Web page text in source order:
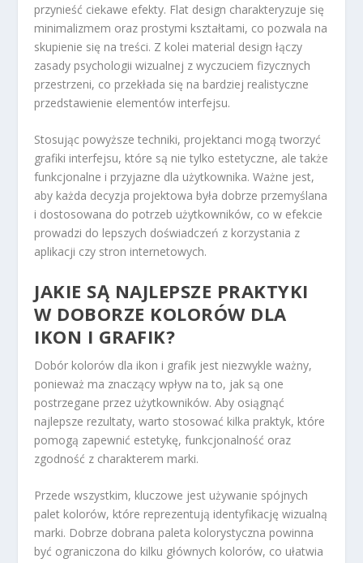
przynieść ciekawe efekty. Flat design charakteryzuje się
minimalizmem oraz prostymi kształtami, co pozwala na
skupienie się na treści. Z kolei material design łączy
zasady psychologii wizualnej z wyczuciem fizycznych
przestrzeni, co przekłada się na bardziej realistyczne
przedstawienie elementów interfejsu.
Stosując powyższe techniki, projektanci mogą tworzyć
grafiki interfejsu, które są nie tylko estetyczne, ale także
funkcjonalne i przyjazne dla użytkownika. Ważne jest,
aby każda decyzja projektowa była dobrze przemyślana
i dostosowana do potrzeb użytkowników, co w efekcie
prowadzi do lepszych doświadczeń z korzystania z
aplikacji czy stron internetowych.
JAKIE SĄ NAJLEPSZE PRAKTYKI
W DOBORZE KOLORÓW DLA
IKON I GRAFIK?
Dobór kolorów dla ikon i grafik jest niezwykle ważny,
ponieważ ma znaczący wpływ na to, jak są one
postrzegane przez użytkowników. Aby osiągnąć
najlepsze rezultaty, warto stosować kilka praktyk, które
pomogą zapewnić estetykę, funkcjonalność oraz
zgodność z charakterem marki.
Przede wszystkim, kluczowe jest używanie spójnych
palet kolorów, które reprezentują identyfikację wizualną
marki. Dobrze dobrana paleta kolorystyczna powinna
być ograniczona do kilku głównych kolorów, co ułatwia